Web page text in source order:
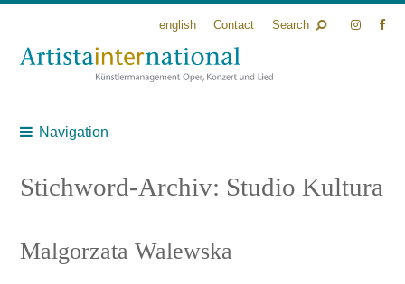
english Contact Search
Navigation
Stichword-Archiv: Studio Kultura
Malgorzata Walewska